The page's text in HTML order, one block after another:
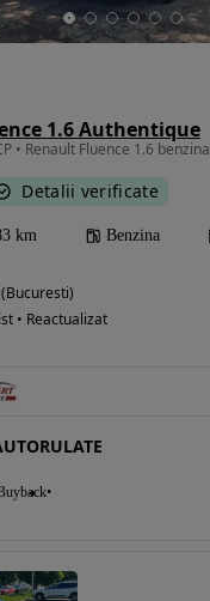
1.6 Authentique
• Renault Fluence 1.6
Detalii verificate
km Benzina
• Reactualizat